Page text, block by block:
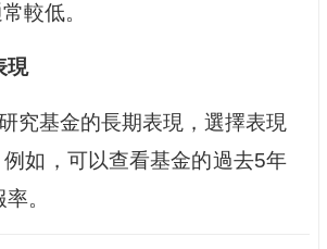
較低。
現
究基金的長期表現，選擇表現
如，可以查看基金的過去5年
。